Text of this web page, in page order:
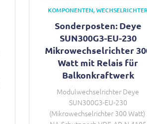
KOMPONENTEN
Sonderposten: Deye
SUN300G3-EU-230
Mikrowechselrichter
Watt mit Relais für
Balkonkraftwerk
Modulwechselrichter Deye
SUN300G3-EU-230
(Mikrowechselrichter 300 Watt)